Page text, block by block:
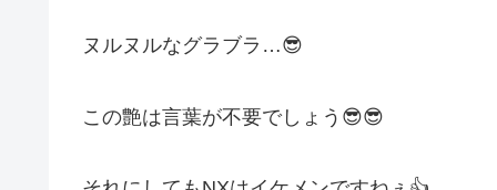
ヌルヌルなグラブラ…😎
この艶は言葉が不要でしょう😎😎